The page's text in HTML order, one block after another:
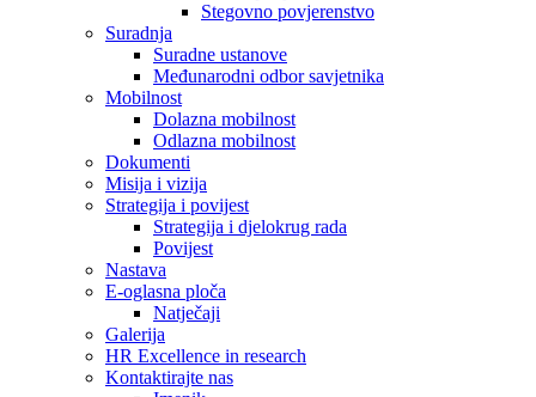
Stegovno povjerenstvo
Suradnja
Suradne ustanove
Međunarodni odbor savjetnika
Mobilnost
Dolazna mobilnost
Odlazna mobilnost
Dokumenti
Misija i vizija
Strategija i povijest
Strategija i djelokrug rada
Povijest
Nastava
E-oglasna ploča
Natječaji
Galerija
HR Excellence in research
Kontaktirajte nas